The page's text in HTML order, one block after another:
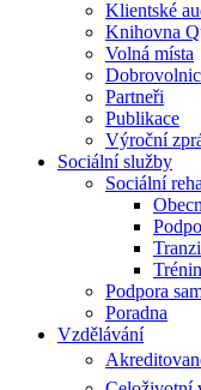
Klientské
Knihovna
Volná místa
Partneři
Publikace
Výroční
Sociální služby
Sociální
Podpora
Poradna
Vzdělávání